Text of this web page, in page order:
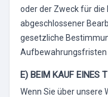
oder der Zweck für die
abgeschlossener
gesetzliche
Aufbewahrungsfristen
E) BEIM KAUF EINES
Wenn Sie über unsere